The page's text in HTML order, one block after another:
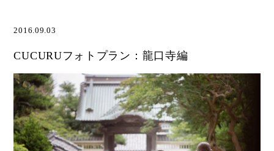
2016.09.03
CUCURUフォトプラン：龍口寺編